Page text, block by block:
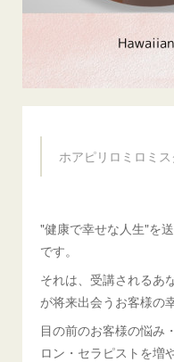
ホアピリロミロミ
"健康で幸せな人生"を
です。
それは、受講されるあ
が将来出会うお客様の
目の前のお客様の悩み
ロン・セラピストを増